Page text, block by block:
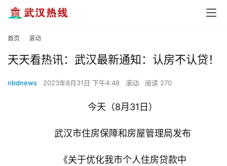
首页 滚动
天天看热讯：武汉最新通知：认房不认贷！
nbdnews 2023年8月31日 下午4:48 滚动 阅读 270
今天 （8月31日）
武汉市住房保障和房屋管理局发布
《关于优化我市个人住房贷款中